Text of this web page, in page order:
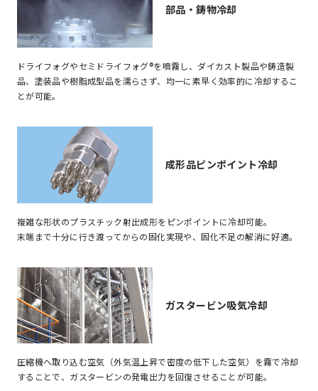
部品・鋳物冷却
ドライフォグやセミドライフォグ®を噴霧し、ダイカスト製品や鋳造製
品、塗装品や樹脂成型品を濡らさず、均一に素早く効率的に冷却するこ
とが可能。
成形品ピンポイント冷却
複雑な形状のプラスチック射出成形をピンポイントに冷却可能。
末端まで十分に行き渡ってからの固化実現や、固化不足の解消に好適。
ガスタービン吸気冷却
圧縮機へ取り込む空気（外気温上昇で密度の低下した空気）を霧で冷却
することで、ガスタービンの発電出力を回復させることが可能。